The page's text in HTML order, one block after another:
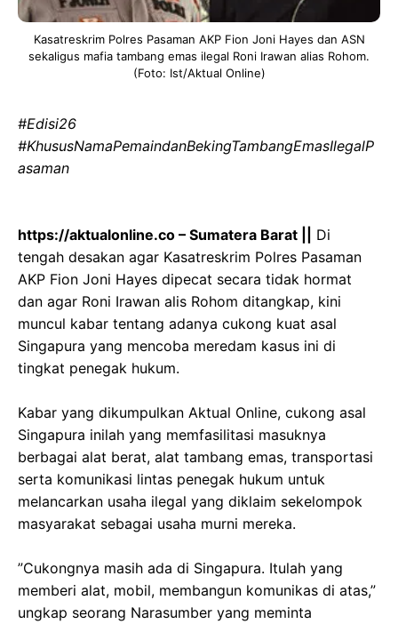
Kasatreskrim Polres Pasaman AKP Fion Joni Hayes dan ASN
sekaligus mafia tambang emas ilegal Roni Irawan alias Rohom.
(Foto: Ist/Aktual Online)
#Edisi26
‎#KhususNamaPemaindanBekingTambangEmasIlegalP
asaman
‎https://aktualonline.co – Sumatera Barat ||
Di
tengah desakan agar Kasatreskrim Polres Pasaman
AKP Fion Joni Hayes dipecat secara tidak hormat
dan agar Roni Irawan alis Rohom ditangkap, kini
muncul kabar tentang adanya cukong kuat asal
Singapura yang mencoba meredam kasus ini di
tingkat penegak hukum.
‎Kabar yang dikumpulkan Aktual Online, cukong asal
Singapura inilah yang memfasilitasi masuknya
berbagai alat berat, alat tambang emas, transportasi
serta komunikasi lintas penegak hukum untuk
melancarkan usaha ilegal yang diklaim sekelompok
masyarakat sebagai usaha murni mereka.
‎”Cukongnya masih ada di Singapura. Itulah yang
memberi alat, mobil, membangun komunikas di atas,”
ungkap seorang Narasumber yang meminta